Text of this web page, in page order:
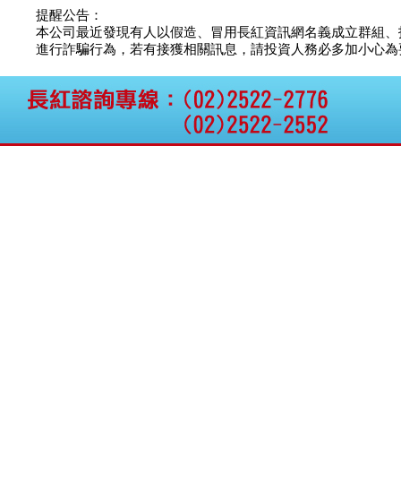
碩通散熱股份有限公司
公告董事會追認113年
向關係
碩通散熱股份有限公司
公告向關係人取得使用
仁新醫藥:代重要子公司
提醒公告：
本公司最近發現有人以假造、冒用長紅資訊網名義成立群組
進行詐騙行為，若有接獲相關訊息，請投資人務必多加小心